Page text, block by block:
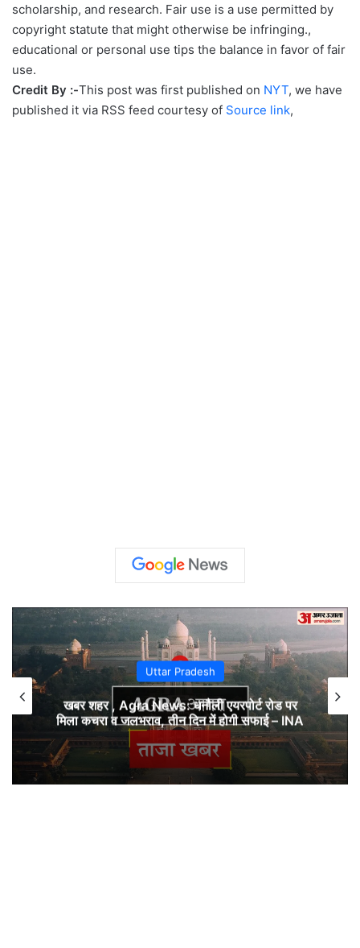
scholarship, and research. Fair use is a use permitted by
copyright statute that might otherwise be infringing.,
educational or personal use tips the balance in favor of fair
use.
Credit By :-This post was first published on NYT, we have
published it via RSS feed courtesy of Source link,
Uttar Pradesh
खबर शहर , Agra News: धनौली एयरपोर्ट रोड पर
मिला कचरा व जलभराव, तीन दिन में होगी सफाई – INA